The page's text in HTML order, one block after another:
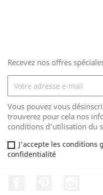
Recevez nos offres
Vous pouvez vous
trouverez pour cela nos
conditions d'utilisation du
J'accepte les conditions
confidentialité